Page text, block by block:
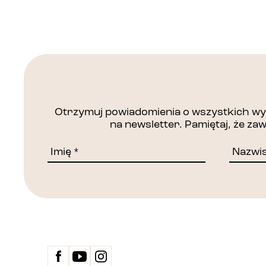
Otrzymuj powiadomienia o wszystkich
na newsletter. Pamiętaj, że